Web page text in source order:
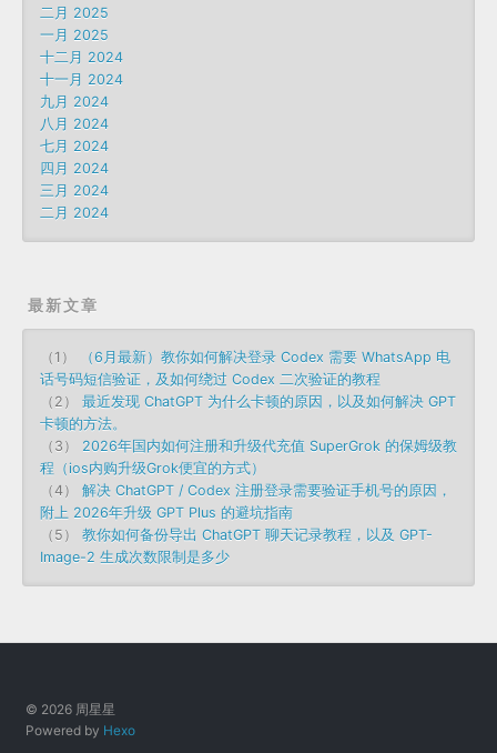
二月 2025
一月 2025
十二月 2024
十一月 2024
九月 2024
八月 2024
七月 2024
四月 2024
三月 2024
二月 2024
最新文章
（1）
（6月最新）教你如何解决登录 Codex 需要 WhatsApp 电
话号码短信验证，及如何绕过 Codex 二次验证的教程
（2）
最近发现 ChatGPT 为什么卡顿的原因，以及如何解决 GPT
卡顿的方法。
（3）
2026年国内如何注册和升级代充值 SuperGrok 的保姆级教
程（ios内购升级Grok便宜的方式）
（4）
解决 ChatGPT / Codex 注册登录需要验证手机号的原因，
附上 2026年升级 GPT Plus 的避坑指南
（5）
教你如何备份导出 ChatGPT 聊天记录教程，以及 GPT-
Image-2 生成次数限制是多少
© 2026 周星星
Powered by Hexo